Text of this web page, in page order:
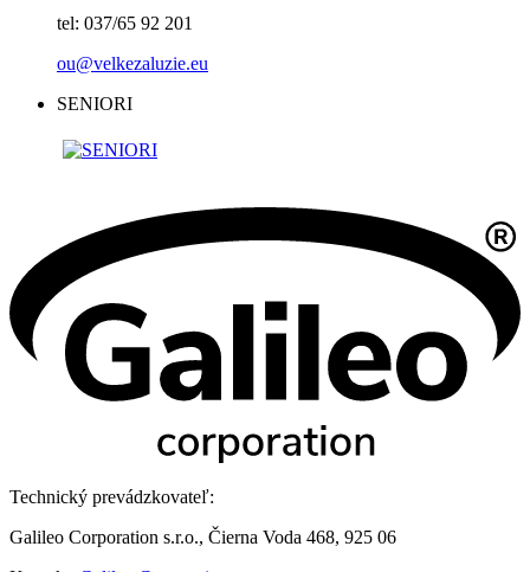
tel: 037/65 92 201
ou@velkezaluzie.eu
SENIORI
Technický prevádzkovateľ:
Galileo Corporation s.r.o., Čierna Voda 468, 925 06